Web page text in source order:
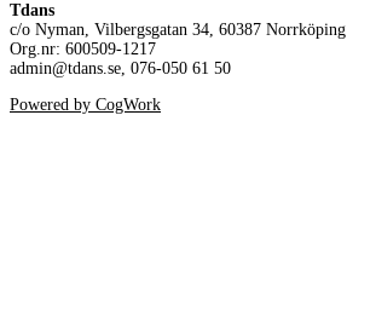
Tdans
c/o Nyman, Vilbergsgatan 34, 60387 Norrköping
Org.nr: 600509-1217
admin@tdans.se, 076-050 61 50
Powered by CogWork